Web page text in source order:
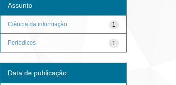
Assunto
1
Ciência da informação
1
Periódicos
Data de publicação